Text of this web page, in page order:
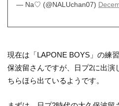
— Na♡ (@NALUchan07)
現在は「LAPONE BOYS」の練
保波留さんですが、日プ2に出演
ちらほら出ているようです。